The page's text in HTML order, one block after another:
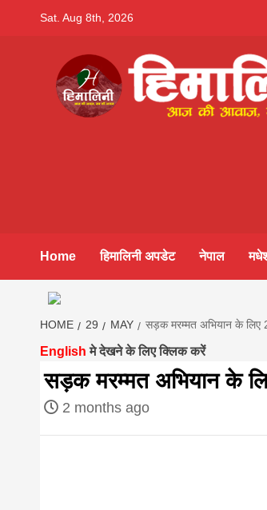
Sat. Aug 8th, 2026
hindi
first
Home हिमालिनी अपडेट नेपाल
HOME 29 MAY सड़क मरम्मत अभियान के
English मे देखने के लिए क्लिक करें
सड़क मरम्मत अभियान के
2 months ago